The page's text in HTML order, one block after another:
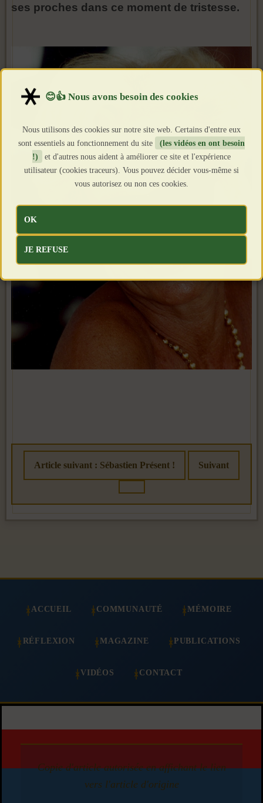
ses proches dans ce moment de tristesse.
Article suivant : Sébastien Présent ! Suivant
ACCUEIL COMMUNAUTÉ MÉMOIRE
RÉFLEXION MAGAZINE PUBLICATIONS
VIDÉOS CONTACT
Copie d'article autorisée en affichant le lien
vers l'article d'origine
Nous utilisons des cookies sur notre site web. Certains d'entre eux
sont essentiels au fonctionnement du site
(les vidéos en ont besoin
!)
et d'autres nous aident à améliorer ce site et l'expérience
utilisateur (cookies traceurs). Vous pouvez décider vous-même si
vous autorisez ou non ces cookies.
OK
JE REFUSE